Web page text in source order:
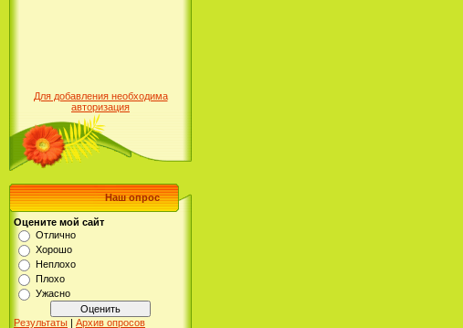
Для добавления необходима
авторизация
Наш опрос
Оцените мой сайт
Отлично
Хорошо
Неплохо
Плохо
Ужасно
Результаты | Архив опросов